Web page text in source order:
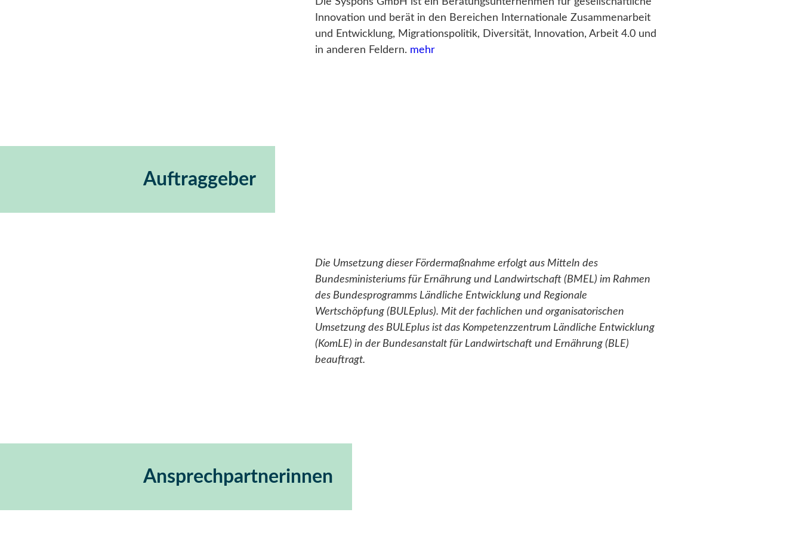
Innovation und berät in den Bereichen Internationale Zusammenarbeit
und Entwicklung, Migrationspolitik, Diversität, Innovation, Arbeit 4.0 und
in anderen Feldern. mehr
Auftraggeber
Die Umsetzung dieser Fördermaßnahme erfolgt aus Mitteln des
Bundesministeriums für Ernährung und Landwirtschaft (BMEL) im Rahmen
des Bundesprogramms Ländliche Entwicklung und Regionale
Wertschöpfung (BULEplus). Mit der fachlichen und organisatorischen
Umsetzung des BULEplus ist das Kompetenzzentrum Ländliche Entwicklung
(KomLE) in der Bundesanstalt für Landwirtschaft und Ernährung (BLE)
beauftragt.
Ansprechpartnerinnen